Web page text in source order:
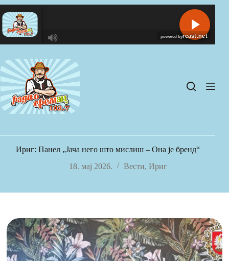
Skip
to
content
C
A
S
T
.
N
Ириг: Панел „Јача него што мислиш – Она је бренд“
18. мај 2026.
Вести, Ириг